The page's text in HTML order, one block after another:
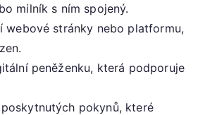
milník s ním spojený.
webové stránky nebo platformu,
peněženku, která podporuje
pokynů, které